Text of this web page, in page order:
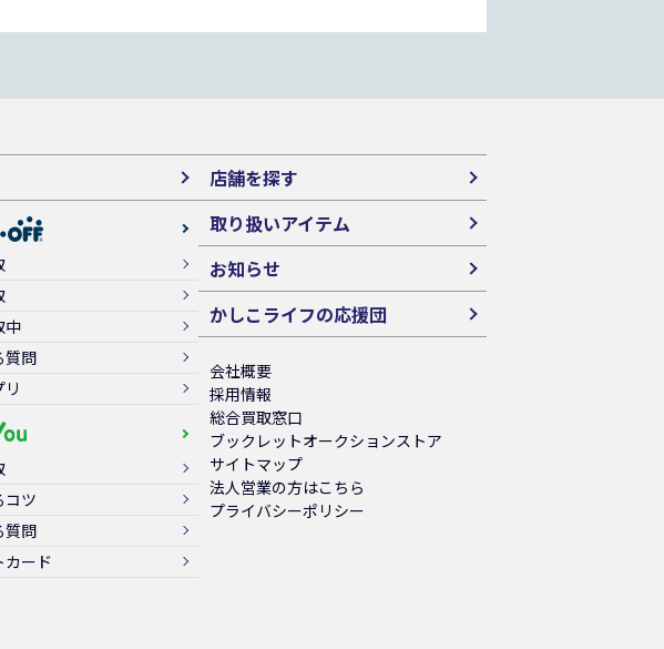
中
質問
コツ
質問
カード
店舗を探す
取り扱いアイテム
お知らせ
かしこライフの応援団
会社概要
採用情報
総合買取窓口
ブックレットオークションストア
サイトマップ
法人営業の方はこちら
プライバシーポリシー